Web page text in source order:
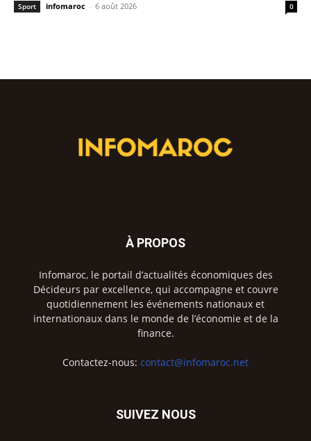
Sport infomaroc - 6 août 2026 0
À PROPOS
Infomaroc, le portail d’actualités économiques des
Décideurs par excellence, qui accompagne et couvre
quotidiennement les événements nationaux et
internationaux dans le monde de l’économie et de la
finance.
Contactez-nous: contact@infomaroc.net
SUIVEZ NOUS